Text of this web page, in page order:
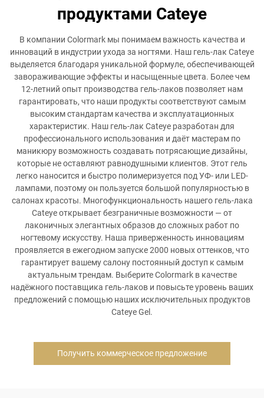
продуктами Cateye
В компании Colormark мы понимаем важность качества и
инноваций в индустрии ухода за ногтями. Наш гель-лак Cateye
выделяется благодаря уникальной формуле, обеспечивающей
завораживающие эффекты и насыщенные цвета. Более чем
12-летний опыт производства гель-лаков позволяет нам
гарантировать, что наши продукты соответствуют самым
высоким стандартам качества и эксплуатационных
характеристик. Наш гель-лак Cateye разработан для
профессионального использования и даёт мастерам по
маникюру возможность создавать потрясающие дизайны,
которые не оставляют равнодушными клиентов. Этот гель
легко наносится и быстро полимеризуется под УФ- или LED-
лампами, поэтому он пользуется большой популярностью в
салонах красоты. Многофункциональность нашего гель-лака
Cateye открывает безграничные возможности — от
лаконичных элегантных образов до сложных работ по
ногтевому искусству. Наша приверженность инновациям
проявляется в ежегодном запуске 2000 новых оттенков, что
гарантирует вашему салону постоянный доступ к самым
актуальным трендам. Выберите Colormark в качестве
надёжного поставщика гель-лаков и повысьте уровень ваших
предложений с помощью наших исключительных продуктов
Cateye Gel.
Получить коммерческое предложение